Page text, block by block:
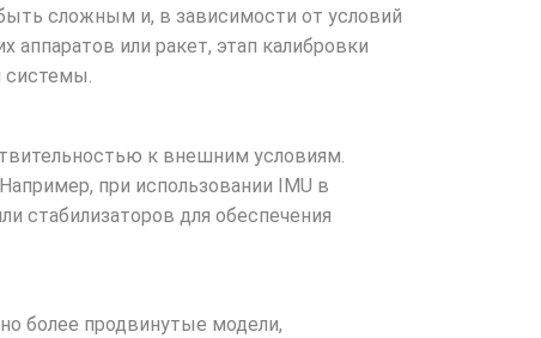
сложным и, в зависимости от условий
аппаратов или ракет, этап калибровки
системы.
к внешним условиям.
при использовании IMU в
стабилизаторов для обеспечения
более продвинутые модели,